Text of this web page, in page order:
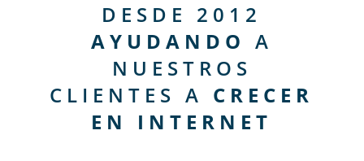
DESDE 2012
AYUDANDO A
NUESTROS
CLIENTES A CRECER
EN INTERNET